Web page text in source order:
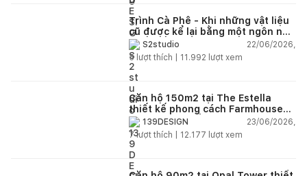
Trình Cà Phê - Khi những vật liệu
cũ được kể lại bằng một ngôn ngữ
thiết kế mới
S2studio
22/06/2026,
5 lượt thích | 11.992 lượt xem
Căn hộ 150m2 tại The Estella
thiết kế phong cách Farmhouse
thanh lịch và ấm áp
139DESIGN
23/06/2026,
7lượt thích | 12.177 lượt xem